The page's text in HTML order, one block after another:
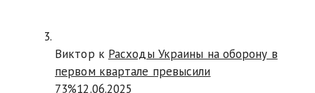
Виктор к Расходы Украины на оборону в
первом квартале превысили
73%12.06.2025